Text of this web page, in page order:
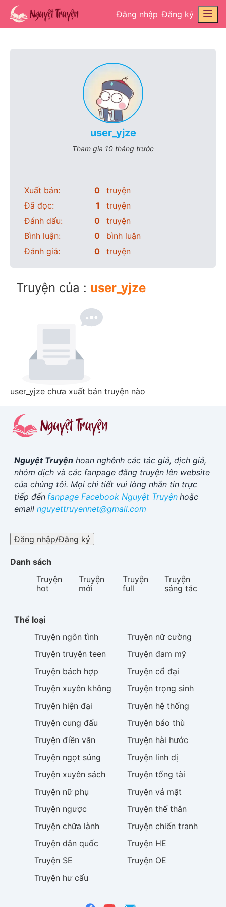
Đăng nhập Đăng ký
user_yjze
Tham gia 10 tháng trước
Xuất bản: 0
truyện
Đã đọc:
1
truyện
Đánh dấu:
0
truyện
Bình luận:
0
bình luận
Đánh giá:
0 truyện
Truyện của : user_yjze
user_yjze chưa xuất bản truyện nào
Nguyệt Truyện hoan nghênh các tác giả, dịch giả,
nhóm dịch và các fanpage đăng truyện lên website
của chúng tôi. Mọi chi tiết vui lòng nhắn tin trực
tiếp đến fanpage Facebook Nguyệt Truyện hoặc
email nguyettruyennet@gmail.com
Đăng nhập/Đăng ký
Danh sách
Truyện
hot
Truyện
mới
Truyện
full
Truyện
sáng tác
Thể loại
Truyện ngôn tình Truyện nữ cường
Truyện truyện teen Truyện đam mỹ
Truyện bách hợp Truyện cổ đại
Truyện xuyên không Truyện trọng sinh
Truyện hiện đại Truyện hệ thống
Truyện cung đấu Truyện báo thù
Truyện điền văn Truyện hài hước
Truyện ngọt sủng Truyện linh dị
Truyện xuyên sách Truyện tổng tài
Truyện nữ phụ Truyện vả mặt
Truyện ngược Truyện thế thân
Truyện chữa lành Truyện chiến tranh
Truyện dân quốc Truyện HE
Truyện SE Truyện OE
Truyện hư cấu